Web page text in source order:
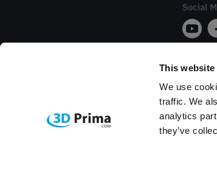
This
We use
traffic. We
analytics
they’ve
Social